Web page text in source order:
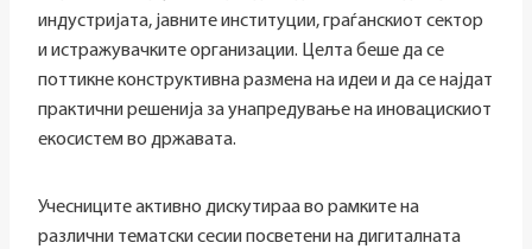
индустријата, јавните институции, граѓанскиот сектор
и истражувачките организации. Целта беше да се
поттикне конструктивна размена на идеи и да се најдат
практични решенија за унапредување на иновацискиот
екосистем во државата.
Учесниците активно дискутираа во рамките на
различни тематски сесии посветени на дигиталната